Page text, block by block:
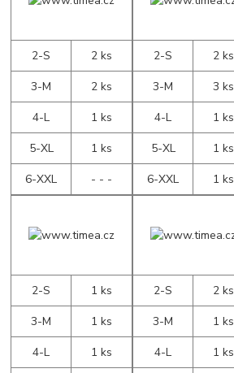
2-S
2 ks
3-M
2 ks
4-L
1 ks
5-XL
1 ks
6-XXL
- - -
2-S
2 ks
3-M
3 ks
4-L
1 ks
5-XL
1 ks
6-XXL
1 ks
2-S
1 ks
3-M
1 ks
4-L
1 ks
2-S
2 ks
3-M
1 ks
4-L
1 ks